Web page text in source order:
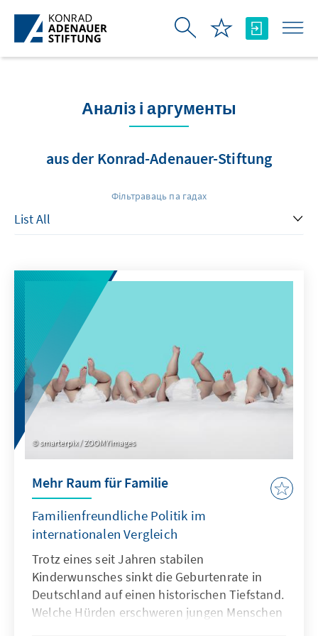
Skip to Main Content
Аналіз і аргументы
aus der Konrad-Adenauer-Stiftung
Фільтраваць па гадах
smarterpix / ZOOMYimages
Mehr Raum für Familie
Familienfreundliche Politik im
internationalen Vergleich
Trotz eines seit Jahren stabilen
Kinderwunsches sinkt die Geburtenrate in
Deutschland auf einen historischen Tiefstand.
Welche Hürden erschweren jungen Menschen